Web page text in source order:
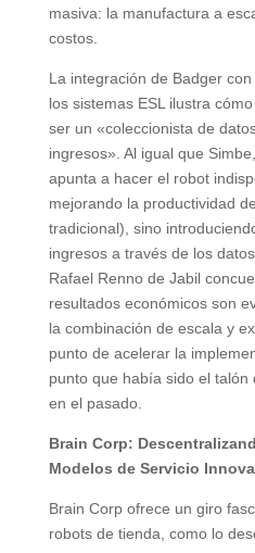
masiva: la manufactura a
costos.
La integración de Badger
los sistemas ESL ilustra
ser un «coleccionista de
ingresos». Al igual que
apunta a hacer el robot
mejorando la productividad
tradicional), sino
ingresos a través de los
Rafael Renno de Jabil
resultados económicos son
la combinación de escala y
punto de acelerar la
punto que había sido el talón
en el pasado.
Brain Corp:
Modelos de Servicio
Brain Corp ofrece un giro
robots de tienda, como lo